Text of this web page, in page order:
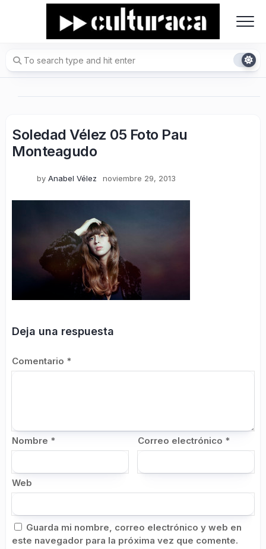
Soledad Vélez 05 Foto Pau
Monteagudo
by Anabel Vélez noviembre 29, 2013
Deja una respuesta
Comentario *
Nombre * Correo electrónico *
Web
Guarda mi nombre, correo electrónico y web en
este navegador para la próxima vez que comente.